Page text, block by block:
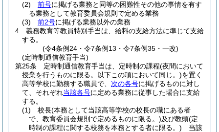
(2)
前号に掲げる業務と同等の困難性その他の事情を有す
る業務として教育委員会規則で定める業務
(3)
前2号に掲げる業務以外の業務
4
義務教育等教員特別手当は、給料の支給方法に準じて支給
する。
(令4条例24・令7条例13・令7条例35・一改)
(定時制通信教育手当)
第25条
定時制通信教育手当は、定時制の課程(夜間において
授業を行うものに限る。以下この項において同じ。)を置く
高等学校に勤務する職員で、 次の各号に掲げるものに対し
て、それぞれ当該各号に定める業務に従事した場合に支給
する。
(1)
校長(本務として当該高等学校の校長の職にある者
で、教育委員会規則で定めるものに限る。)及び教頭(定
時制の課程に関する校務を本務とする者に限る。) 当該